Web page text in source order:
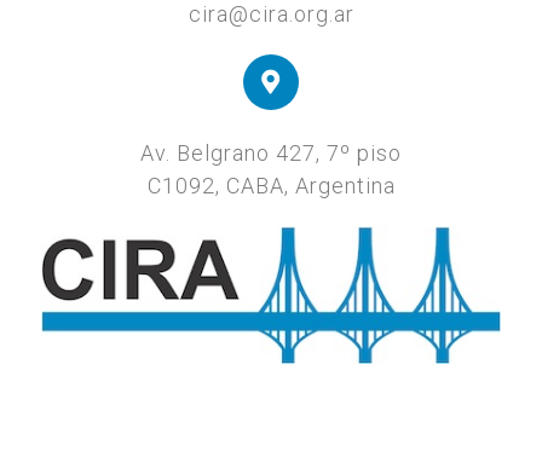
cira@cira.org.ar
Av. Belgrano 427, 7º piso
C1092, CABA, Argentina